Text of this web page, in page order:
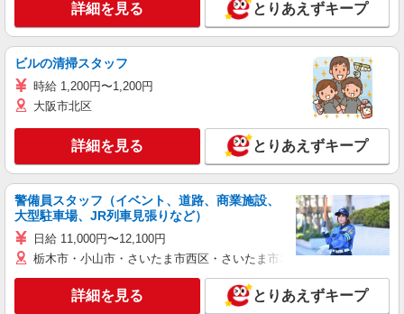
詳細を見る とりあえずキープ
ビルの清掃スタッフ
時給 1,200円〜1,200円
大阪市北区
詳細を見る とりあえずキープ
警備員スタッフ（イベント、道路、商業施設、
大型駐車場、JR列車見張りなど）
日給 11,000円〜12,100円
栃木市・小山市・さいたま市西区・さいたま市岩槻区・久喜市・蓮田
詳細を見る とりあえずキープ